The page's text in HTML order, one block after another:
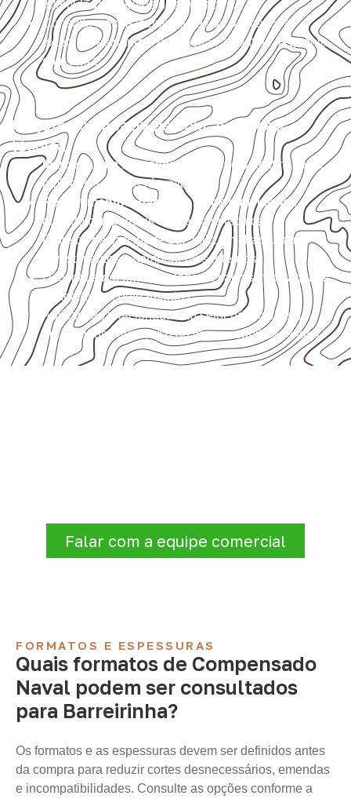
acumulada e apoios desnivelados.
Consulte a ficha técnica antes de aplicações
externas, estruturais ou sujeitas a contato frequente
com água.
Projetos compatíveis com avaliação
técnica
Marcenaria e fabricação de móveisdestinados a
ambientes sujeitos à umidade.
Revestimentos, paredes, pisos e divisórias,
quando compatíveis com a ficha técnica.
Projetos de transporte que utilizam chapas em
revestimentos e componentes internos.
Uso industrial em embalagens, caixas, montagem e
proteção de equipamentos.
Aplicações relacionadas ao setor náutico, sem
presumir uso submerso ou impermeabilidade total.
Falar com a equipe comercial
FORMATOS E ESPESSURAS
Quais formatos de Compensado
Naval podem ser consultados
para Barreirinha?
Os formatos e as espessuras devem ser definidos antes
da compra para reduzir cortes desnecessários, emendas
e incompatibilidades. Consulte as opções conforme a